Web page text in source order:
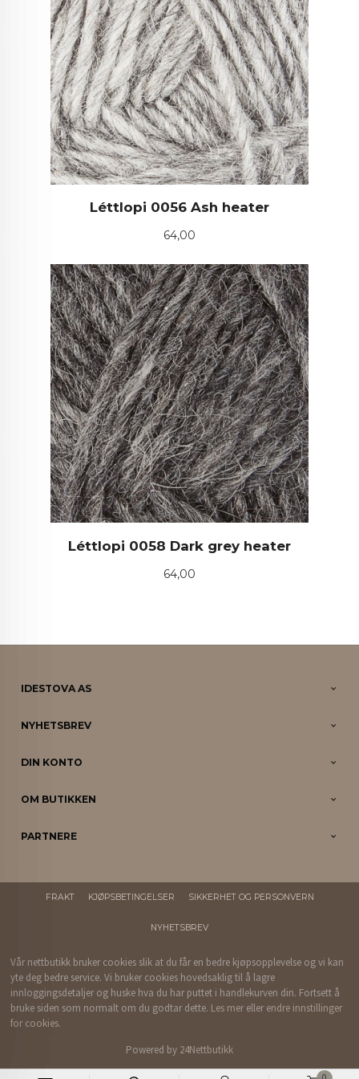
Léttlopi 0056 Ash heater
Pris
64,00
Léttlopi 0058 Dark grey heater
Pris
64,00
IDESTOVA AS
NYHETSBREV
DIN KONTO
OM BUTIKKEN
PARTNERE
FRAKT KJØPSBETINGELSER SIKKERHET OG PERSONVERN
NYHETSBREV
Vår nettbutikk bruker cookies slik at du får en bedre kjøpsopplevelse og vi kan
yte deg bedre service. Vi bruker cookies hovedsaklig til å lagre
innloggingsdetaljer og huske hva du har puttet i handlekurven din. Fortsett å
bruke siden som normalt om du godtar dette. Les mer eller endre innstillinger
for cookies.
Powered by 24Nettbutikk